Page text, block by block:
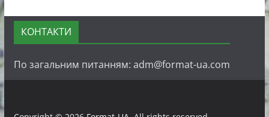
КОНТАКТИ
По загальним питанням: adm@format-ua.com